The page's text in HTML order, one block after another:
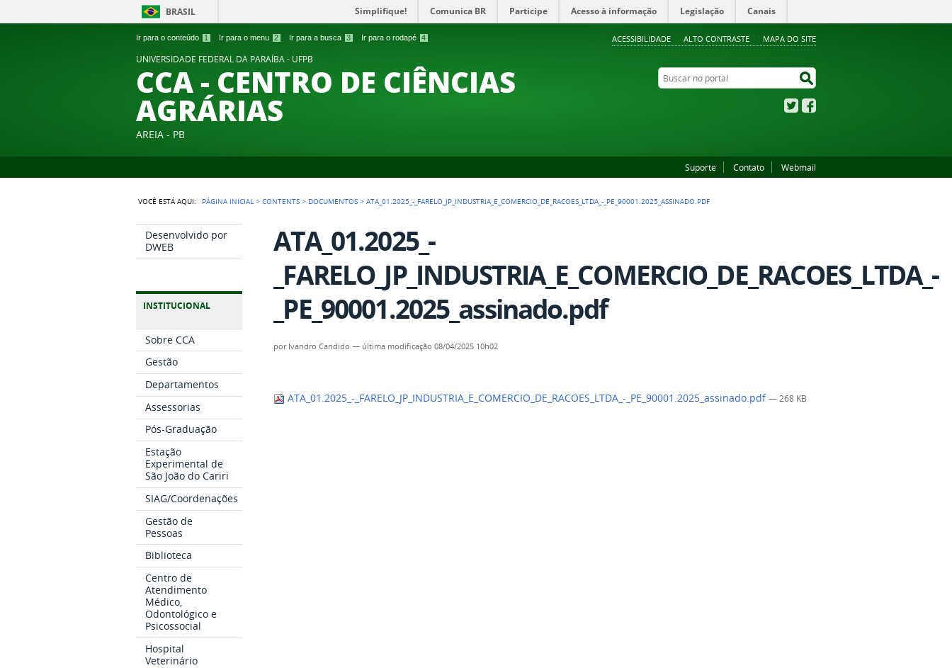
Ir para o conteúdo 1 Ir para o menu 2 Ir para a busca 3 Ir para o rodapé 4 ACESSIBILIDADE ALTO CONTRASTE MAPA DO SITE
BRASIL Simplifique! Comunica BR Participe Acesso à informação Legislação Canais
UNIVERSIDADE FEDERAL DA PARAÍBA - UFPB
CCA - CENTRO DE CIÊNCIAS
AGRÁRIAS
AREIA - PB
Buscar no portal
Twitter
Suporte Contato Webmail
VOCÊ ESTÁ AQUI: PÁGINA INICIAL >CONTENTS > DOCUMENTOS >ATA_01.2025_-_FARELO_JP_INDUSTRIA_E_COMERCIO_DE_RACOES_LTDA_-_PE_90001.2025_ASSINADO.PDF
Desenvolvido por
DWEB
INSTITUCIONAL
Sobre CCA
Gestão
Departamentos
Assessorias
Pós-Graduação
Estação
Experimental de
São João do Cariri
SIAG/Coordenações
Gestão de
Pessoas
Biblioteca
Centro de
Atendimento
Médico,
Odontológico e
Psicossocial
Hospital
Veterinário
ATA_01.2025_-
_FARELO_JP_INDUSTRIA_E_COMERCIO_DE_RACOES_LTDA_-
_PE_90001.2025_assinado.pdf
por Ivandro Candido — última modificação 08/04/2025 10h02
ATA_01.2025_-_FARELO_JP_INDUSTRIA_E_COMERCIO_DE_RACOES_LTDA_-_PE_90001.2025_assinado.pdf— 268 KB